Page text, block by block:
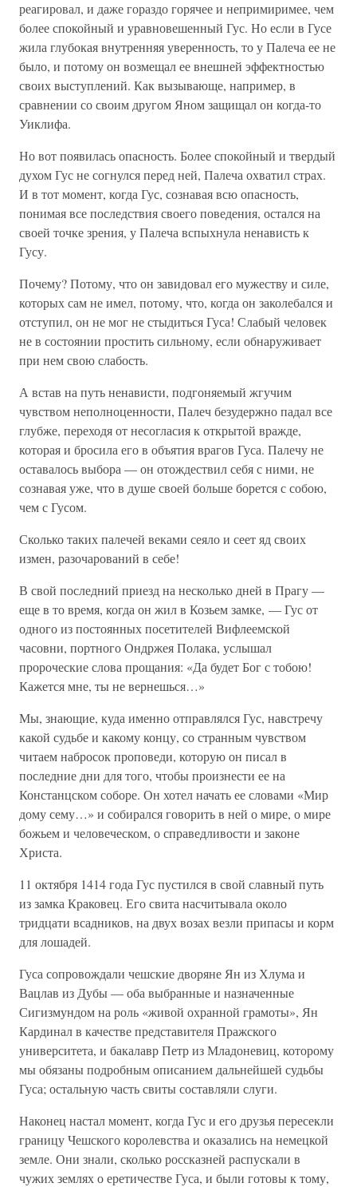
реагировал, и даже гораздо горячее и непримиримее, чем
более спокойный и уравновешенный Гус. Но если в Гусе
жила глубокая внутренняя уверенность, то у Палеча ее не
было, и потому он возмещал ее внешней эффектностью
своих выступлений. Как вызывающе, например, в
сравнении со своим другом Яном защищал он когда-то
Уиклифа.
Но вот появилась опасность. Более спокойный и твердый
духом Гус не согнулся перед ней, Палеча охватил страх.
И в тот момент, когда Гус, сознавая всю опасность,
понимая все последствия своего поведения, остался на
своей точке зрения, у Палеча вспыхнула ненависть к
Гусу.
Почему? Потому, что он завидовал его мужеству и силе,
которых сам не имел, потому, что, когда он заколебался и
отступил, он не мог не стыдиться Гуса! Слабый человек
не в состоянии простить сильному, если обнаруживает
при нем свою слабость.
А встав на путь ненависти, подгоняемый жгучим
чувством неполноценности, Палеч безудержно падал все
глубже, переходя от несогласия к открытой вражде,
которая и бросила его в объятия врагов Гуса. Палечу не
оставалось выбора — он отождествил себя с ними, не
сознавая уже, что в душе своей больше борется с собою,
чем с Гусом.
Сколько таких палечей веками сеяло и сеет яд своих
измен, разочарований в себе!
В свой последний приезд на несколько дней в Прагу —
еще в то время, когда он жил в Козьем замке, — Гус от
одного из постоянных посетителей Вифлеемской
часовни, портного Ондржея Полака, услышал
пророческие слова прощания: «Да будет Бог с тобою!
Кажется мне, ты не вернешься…»
Мы, знающие, куда именно отправлялся Гус, навстречу
какой судьбе и какому концу, со странным чувством
читаем набросок проповеди, которую он писал в
последние дни для того, чтобы произнести ее на
Констанцском соборе. Он хотел начать ее словами «Мир
дому сему…» и собирался говорить в ней о мире, о мире
божьем и человеческом, о справедливости и законе
Христа.
11 октября 1414 года Гус пустился в свой славный путь
из замка Краковец. Его свита насчитывала около
тридцати всадников, на двух возах везли припасы и корм
для лошадей.
Гуса сопровождали чешские дворяне Ян из Хлума и
Вацлав из Дубы — оба выбранные и назначенные
Сигизмундом на роль «живой охранной грамоты», Ян
Кардинал в качестве представителя Пражского
университета, и бакалавр Петр из Младоневиц, которому
мы обязаны подробным описанием дальнейшей судьбы
Гуса; остальную часть свиты составляли слуги.
Наконец настал момент, когда Гус и его друзья пересекли
границу Чешского королевства и оказались на немецкой
земле. Они знали, сколько россказней распускали в
чужих землях о еретичестве Гуса, и были готовы к тому,